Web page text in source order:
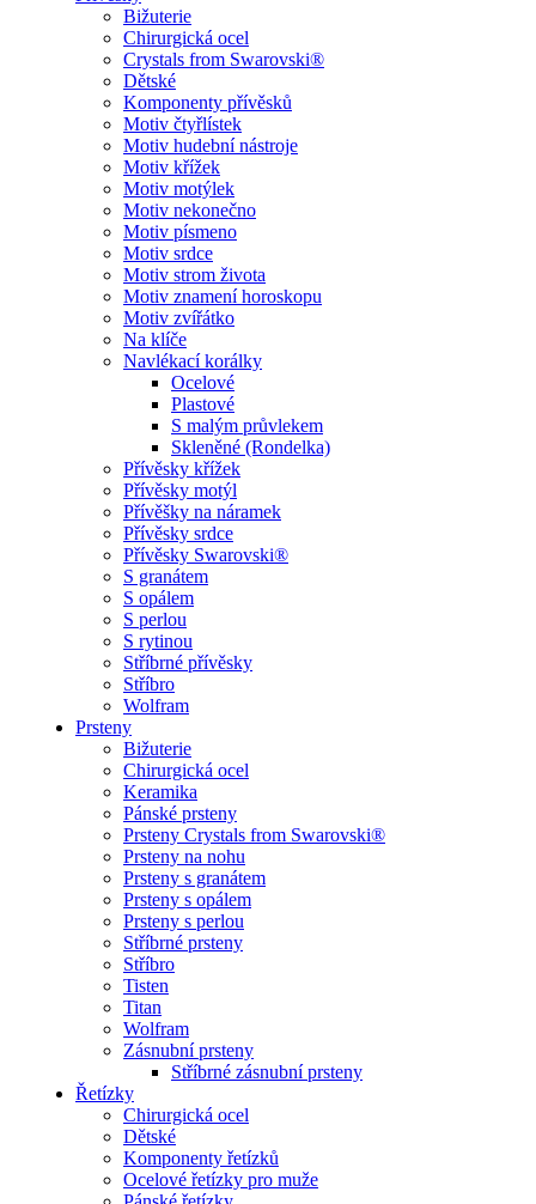
Bižuterie
Chirurgická ocel
Crystals from Swarovski®
Dětské
Komponenty přívěsků
Motiv čtyřlístek
Motiv hudební nástroje
Motiv křížek
Motiv motýlek
Motiv nekonečno
Motiv písmeno
Motiv srdce
Motiv strom života
Motiv znamení horoskopu
Motiv zvířátko
Na klíče
Navlékací korálky
Ocelové
Plastové
S malým průvlekem
Skleněné (Rondelka)
Přívěsky křížek
Přívěsky motýl
Přívěšky na náramek
Přívěsky srdce
Přívěsky Swarovski®
S granátem
S opálem
S perlou
S rytinou
Stříbrné přívěsky
Stříbro
Wolfram
Prsteny
Bižuterie
Chirurgická ocel
Keramika
Pánské prsteny
Prsteny Crystals from Swarovski®
Prsteny na nohu
Prsteny s granátem
Prsteny s opálem
Prsteny s perlou
Stříbrné prsteny
Stříbro
Tisten
Titan
Wolfram
Zásnubní prsteny
Stříbrné zásnubní prsteny
Řetízky
Chirurgická ocel
Dětské
Komponenty řetízků
Ocelové řetízky pro muže